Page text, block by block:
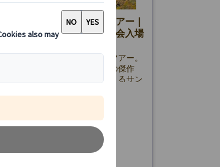
世界遺産トレド午後観光ツアー｜
大聖堂、サント・トメ教会入場
で楽しむ世界遺産トレド観光ツアー。
望台やスペインゴシック建築の傑作
エル・グレコの名作を鑑賞できるサン
88.00 EUR
詳細を見る
日、及び下記：